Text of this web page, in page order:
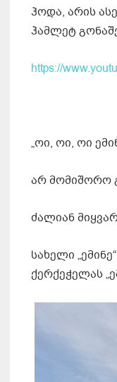
ჰოდა, არის
ჰამლეტ
https://
„ოი, ოი, ოი
არ მომიშორო
ძალიან
სახელი
ქერქეჭელას